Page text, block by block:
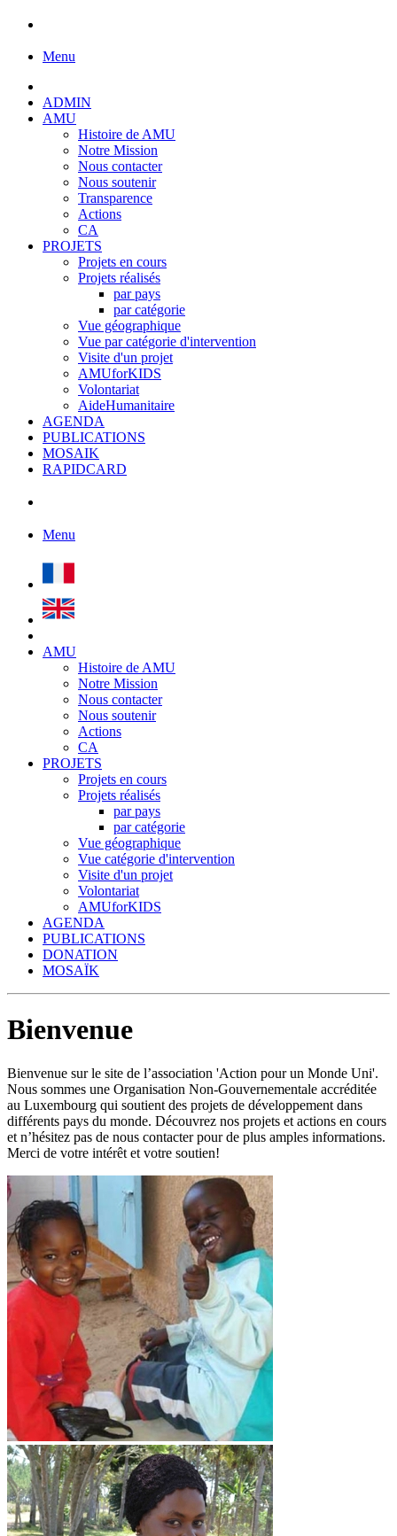
Menu
ADMIN
AMU
Histoire de AMU
Notre Mission
Nous contacter
Nous soutenir
Transparence
Actions
CA
PROJETS
Projets en cours
Projets réalisés
par pays
par catégorie
Vue géographique
Vue par catégorie d'intervention
Visite d'un projet
AMUforKIDS
Volontariat
AideHumanitaire
AGENDA
PUBLICATIONS
MOSAIK
RAPIDCARD
Menu
AMU
Histoire de AMU
Notre Mission
Nous contacter
Nous soutenir
Actions
CA
PROJETS
Projets en cours
Projets réalisés
par pays
par catégorie
Vue géographique
Vue catégorie d'intervention
Visite d'un projet
Volontariat
AMUforKIDS
AGENDA
PUBLICATIONS
DONATION
MOSAÏK
Bienvenue
Bienvenue sur le site de l’association 'Action pour un Monde Uni'.
Nous sommes une Organisation Non-Gouvernementale accréditée
au Luxembourg qui soutient des projets de développement dans
différents pays du monde. Découvrez nos projets et actions en cours
et n’hésitez pas de nous contacter pour de plus amples informations.
Merci de votre intérêt et votre soutien!